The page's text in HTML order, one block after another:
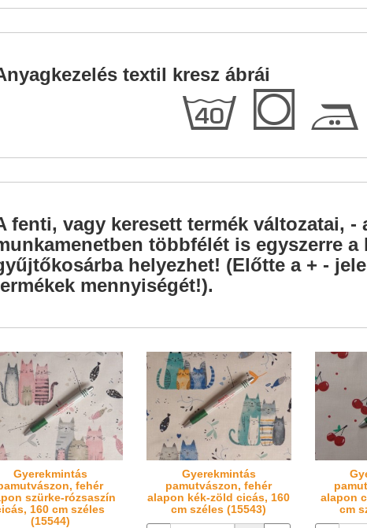
textil kresz ábrái
h Q E
fenti, vagy keresett termék változatai,
többfélét is egyszerre
helyezhet! (Előtte a + -
mennyiségét!).
Gyerekmintás
fehér
szürke-rózsaszín
160 cm széles
(15544)
Gyerekmintás
pamutvászon, fehér
alapon kék-zöld cicás, 160
cm széles (15543)
alapon
cm